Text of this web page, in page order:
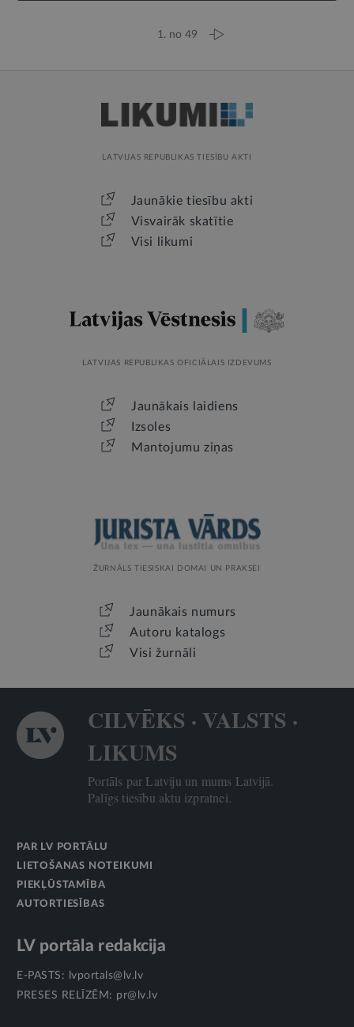
1. no 49
LATVIJAS REPUBLIKAS TIESĪBU AKTI
Jaunākie tiesību akti
Visvairāk skatītie
Visi likumi
LATVIJAS REPUBLIKAS OFICIĀLAIS IZDEVUMS
Jaunākais laidiens
Izsoles
Mantojumu ziņas
ŽURNĀLS TIESISKAI DOMAI UN PRAKSEI
Jaunākais numurs
Autoru katalogs
Visi žurnāli
CILVĒKS · VALSTS ·
LIKUMS
Portāls par Latviju un mums Latvijā.
Palīgs tiesību aktu izpratnei.
PAR LV PORTĀLU
LIETOŠANAS NOTEIKUMI
PIEKĻŪSTAMĪBA
AUTORTIESĪBAS
LV portāla redakcija
E-PASTS:
lvportals@lv.lv
PRESES RELĪZĒM: pr@lv.lv